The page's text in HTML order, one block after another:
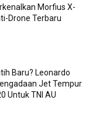
Morfius X-
Drone Terbaru
Baru? Leonardo
Jet Tempur
Untuk TNI AU